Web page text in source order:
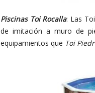
Piscinas Toi Rocalla: Las
de imitación a muro de
equipamientos que Toi